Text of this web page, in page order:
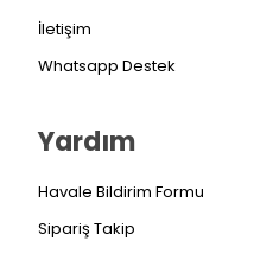
İletişim
Whatsapp Destek
Yardım
Havale Bildirim Formu
Sipariş Takip